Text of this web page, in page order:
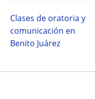
Clases de oratoria y
comunicación en
Benito Juárez